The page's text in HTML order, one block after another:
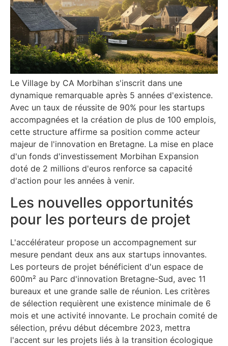
Le Village by CA Morbihan s'inscrit dans une
dynamique remarquable après 5 années d'existence.
Avec un taux de réussite de 90% pour les startups
accompagnées et la création de plus de 100 emplois,
cette structure affirme sa position comme acteur
majeur de l'innovation en Bretagne. La mise en place
d'un fonds d'investissement Morbihan Expansion
doté de 2 millions d'euros renforce sa capacité
d'action pour les années à venir.
Les nouvelles opportunités
pour les porteurs de projet
L'accélérateur propose un accompagnement sur
mesure pendant deux ans aux startups innovantes.
Les porteurs de projet bénéficient d'un espace de
600m² au Parc d'innovation Bretagne-Sud, avec 11
bureaux et une grande salle de réunion. Les critères
de sélection requièrent une existence minimale de 6
mois et une activité innovante. Le prochain comité de
sélection, prévu début décembre 2023, mettra
l'accent sur les projets liés à la transition écologique